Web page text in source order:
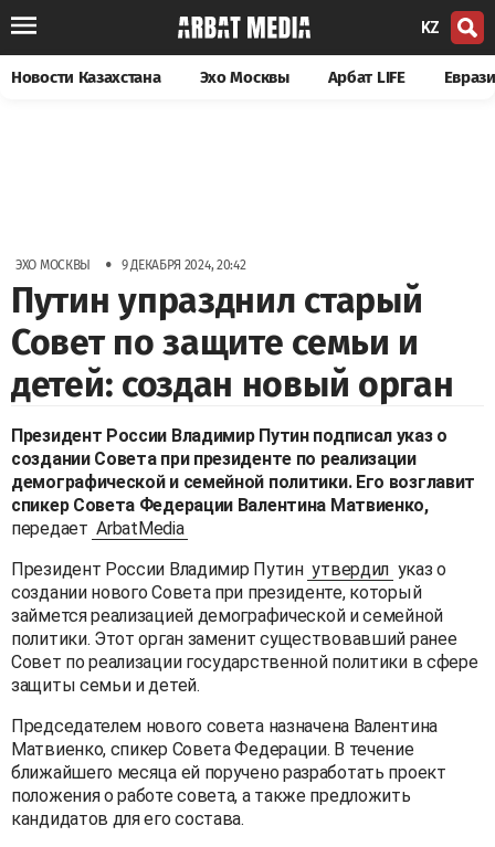
KZ
Новости Казахстана Эхо Москвы Арбат LIFE
ЭХО МОСКВЫ • 9 ДЕКАБРЯ 2024, 20:42
Путин упразднил старый
Совет по защите семьи и
детей: создан новый орган
Президент России Владимир Путин подписал указ о
создании Совета при президенте по реализации
демографической и семейной политики. Его возглавит
спикер Совета Федерации Валентина Матвиенко,
передает ArbatMedia
Президент России Владимир Путин утвердил указ о
создании нового Совета при президенте, который
займется реализацией демографической и семейной
политики. Этот орган заменит существовавший ранее
Совет по реализации государственной политики в сфере
защиты семьи и детей.
Председателем нового совета назначена Валентина
Матвиенко, спикер Совета Федерации. В течение
ближайшего месяца ей поручено разработать проект
положения о работе совета, а также предложить
кандидатов для его состава.